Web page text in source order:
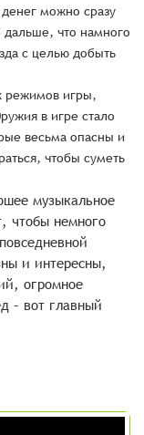
можно сразу
дальше, что намного
с целью добыть
режимов игры,
в игре стало
весьма опасны и
чтобы суметь
музыкальное
чтобы немного
и интересны,
огромное
– вот главный